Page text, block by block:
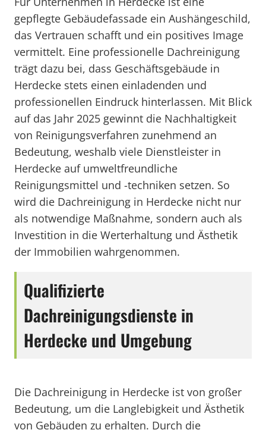
gepflegte Gebäudefassade ein Aushängeschild,
das Vertrauen schafft und ein positives Image
vermittelt. Eine professionelle Dachreinigung
trägt dazu bei, dass Geschäftsgebäude in
Herdecke stets einen einladenden und
professionellen Eindruck hinterlassen. Mit Blick
auf das Jahr 2025 gewinnt die Nachhaltigkeit
von Reinigungsverfahren zunehmend an
Bedeutung, weshalb viele Dienstleister in
Herdecke auf umweltfreundliche
Reinigungsmittel und -techniken setzen. So
wird die Dachreinigung in Herdecke nicht nur
als notwendige Maßnahme, sondern auch als
Investition in die Werterhaltung und Ästhetik
der Immobilien wahrgenommen.
Qualifizierte
Dachreinigungsdienste in
Herdecke und Umgebung
Die Dachreinigung in Herdecke ist von großer
Bedeutung, um die Langlebigkeit und Ästhetik
von Gebäuden zu erhalten. Durch die